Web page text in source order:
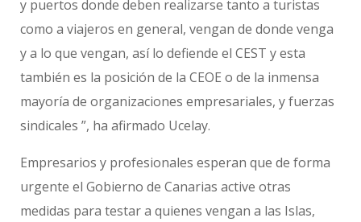
y puertos donde deben realizarse tanto a turistas
como a viajeros en general, vengan de donde venga
y a lo que vengan, así lo defiende el CEST y esta
también es la posición de la CEOE o de la inmensa
mayoría de organizaciones empresariales, y fuerzas
sindicales ”, ha afirmado Ucelay.
Empresarios y profesionales esperan que de forma
urgente el Gobierno de Canarias active otras
medidas para testar a quienes vengan a las Islas,